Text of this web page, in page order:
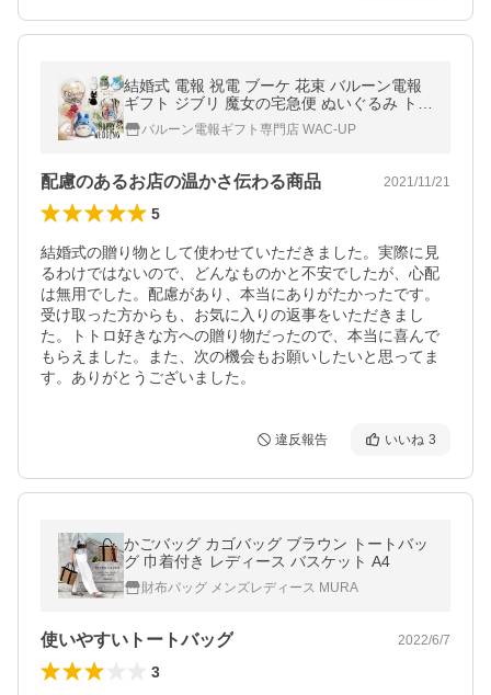
結婚式 電報 祝電 ブーケ 花束 バルーン電報
ギフト ジブリ 魔女の宅急便 ぬいぐるみ トト
ロ 黒猫ジジ 結婚祝レースホワイト ミニバル
ーン花束付お手玉ジブリ
バルーン電報ギフト専門店 WAC-UP
配慮のあるお店の温かさ伝わる商品 2021/11/21
5
結婚式の贈り物として使わせていただきました。実際に見
るわけではないので、どんなものかと不安でしたが、心配
は無用でした。配慮があり、本当にありがたかったです。
受け取った方からも、お気に入りの返事をいただきまし
た。トトロ好きな方への贈り物だったので、本当に喜んで
もらえました。また、次の機会もお願いしたいと思ってま
す。ありがとうございました。
違反報告 いいね 3
かごバッグ カゴバッグ ブラウン トートバッ
グ 巾着付き レディース バスケット A4
財布バッグ メンズレディース MURA
使いやすいトートバッグ 2022/6/7
3